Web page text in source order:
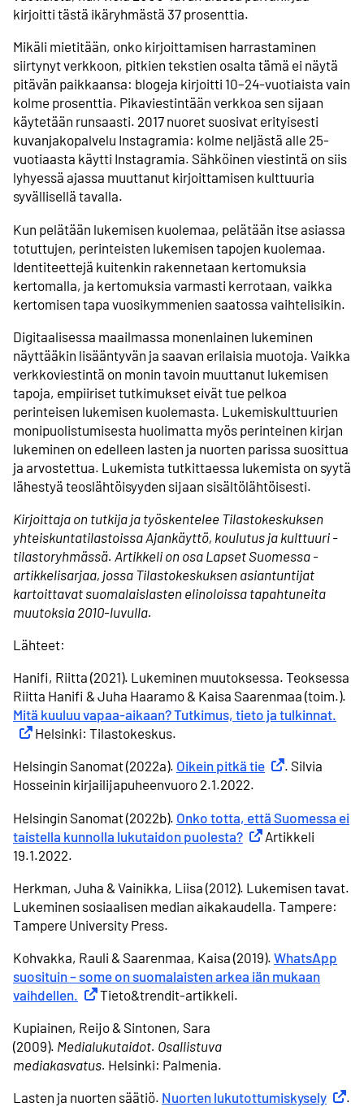
kirjoitti tästä ikäryhmästä 37 prosenttia.
Mikäli mietitään, onko kirjoittamisen harrastaminen
siirtynyt verkkoon, pitkien tekstien osalta tämä ei näytä
pitävän paikkaansa: blogeja kirjoitti 10–24-vuotiaista vain
kolme prosenttia. Pikaviestintään verkkoa sen sijaan
käytetään runsaasti. 2017 nuoret suosivat erityisesti
kuvanjakopalvelu Instagramia: kolme neljästä alle 25-
vuotiaasta käytti Instagramia. Sähköinen viestintä on siis
lyhyessä ajassa muuttanut kirjoittamisen kulttuuria
syvällisellä tavalla.
Kun pelätään lukemisen kuolemaa, pelätään itse asiassa
totuttujen, perinteisten lukemisen tapojen kuolemaa.
Identiteettejä kuitenkin rakennetaan kertomuksia
kertomalla, ja kertomuksia varmasti kerrotaan, vaikka
kertomisen tapa vuosikymmenien saatossa vaihtelisikin.
Digitaalisessa maailmassa monenlainen lukeminen
näyttääkin lisääntyvän ja saavan erilaisia muotoja. Vaikka
verkkoviestintä on monin tavoin muuttanut lukemisen
tapoja, empiiriset tutkimukset eivät tue pelkoa
perinteisen lukemisen kuolemasta. Lukemiskulttuurien
monipuolistumisesta huolimatta myös perinteinen kirjan
lukeminen on edelleen lasten ja nuorten parissa suosittua
ja arvostettua. Lukemista tutkittaessa lukemista on syytä
lähestyä teoslähtöisyyden sijaan sisältölähtöisesti.
Kirjoittaja on tutkija ja työskentelee Tilastokeskuksen
yhteiskuntatilastoissa Ajankäyttö, koulutus ja kulttuuri -
tilastoryhmässä. Artikkeli on osa Lapset Suomessa -
artikkelisarjaa, jossa Tilastokeskuksen asiantuntijat
kartoittavat suomalaislasten elinoloissa tapahtuneita
muutoksia 2010-luvulla.
Lähteet:
Hanifi, Riitta (2021). Lukeminen muutoksessa. Teoksessa
Riitta Hanifi & Juha Haaramo & Kaisa Saarenmaa (toim.).
Mitä kuuluu vapaa-aikaan? Tutkimus, tieto ja tulkinnat.
Helsinki: Tilastokeskus.
Helsingin Sanomat (2022a). Oikein pitkä tie Ulkoinen linkki
. Silvia
Hosseinin kirjailijapuheenvuoro 2.1.2022.
Helsingin Sanomat (2022b). Onko totta, että Suomessa ei
taistella kunnolla lukutaidon puolesta? Ulkoinen linkki
Artikkeli
19.1.2022.
Herkman, Juha & Vainikka, Liisa (2012). Lukemisen tavat.
Lukeminen sosiaalisen median aikakaudella. Tampere:
Tampere University Press.
Kohvakka, Rauli & Saarenmaa, Kaisa (2019). WhatsApp
suosituin – some on suomalaisten arkea iän mukaan
vaihdellen. Ulkoinen linkki
Tieto&trendit-artikkeli.
Kupiainen, Reijo & Sintonen, Sara
(2009). Medialukutaidot. Osallistuva
mediakasvatus. Helsinki: Palmenia.
Lasten ja nuorten säätiö. Nuorten lukutottumiskysely .